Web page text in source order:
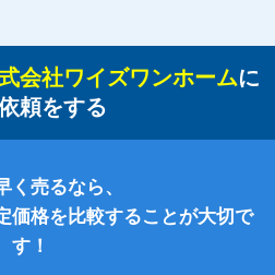
会社ワイズワンホームに
頼をする
く売るなら、
価格を比較することが大切で
す！